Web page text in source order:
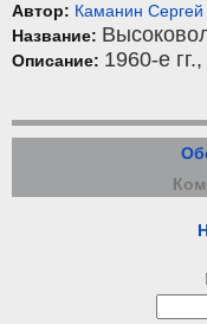
Автор: Каманин
Название:
Описание: 1960-е гг.,